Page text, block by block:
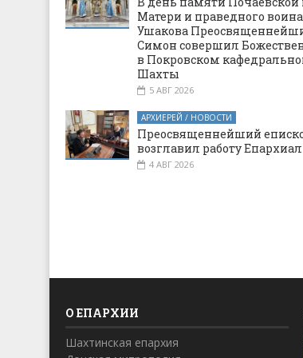
Матери и праведного
Ушакова
Симон совершил
в Покровском
Шахты
5 АВГ 2026
АРХИЕРЕЙ / НОВОСТИ
Преосвященнейший
возглавил работу
4 АВГ 2026
О ЕПАРХИИ
Шахтинская епархия